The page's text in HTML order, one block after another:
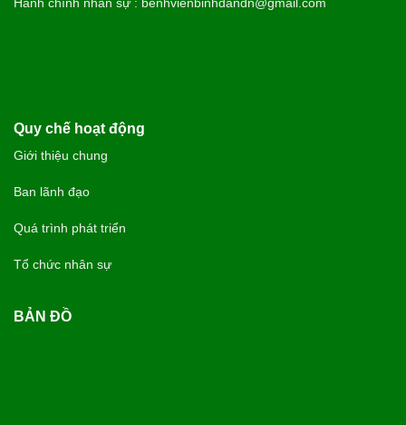
Quy chế hoạt động
Giới thiệu chung
Ban lãnh đạo
Quá trình phát triển
Tổ chức nhân sự
BẢN ĐỒ